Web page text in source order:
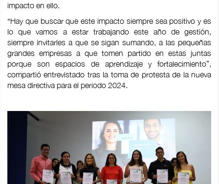
impacto en ello.
“Hay que buscar que este impacto siempre sea positivo y es
lo que vamos a estar trabajando este año de gestión,
siempre invitarles a que se sigan sumando, a las pequeñas
grandes empresas a que tomen partido en estas juntas
porque son espacios de aprendizaje y fortalecimiento”,
compartió entrevistado tras la toma de protesta de la nueva
mesa directiva para el periodo 2024.